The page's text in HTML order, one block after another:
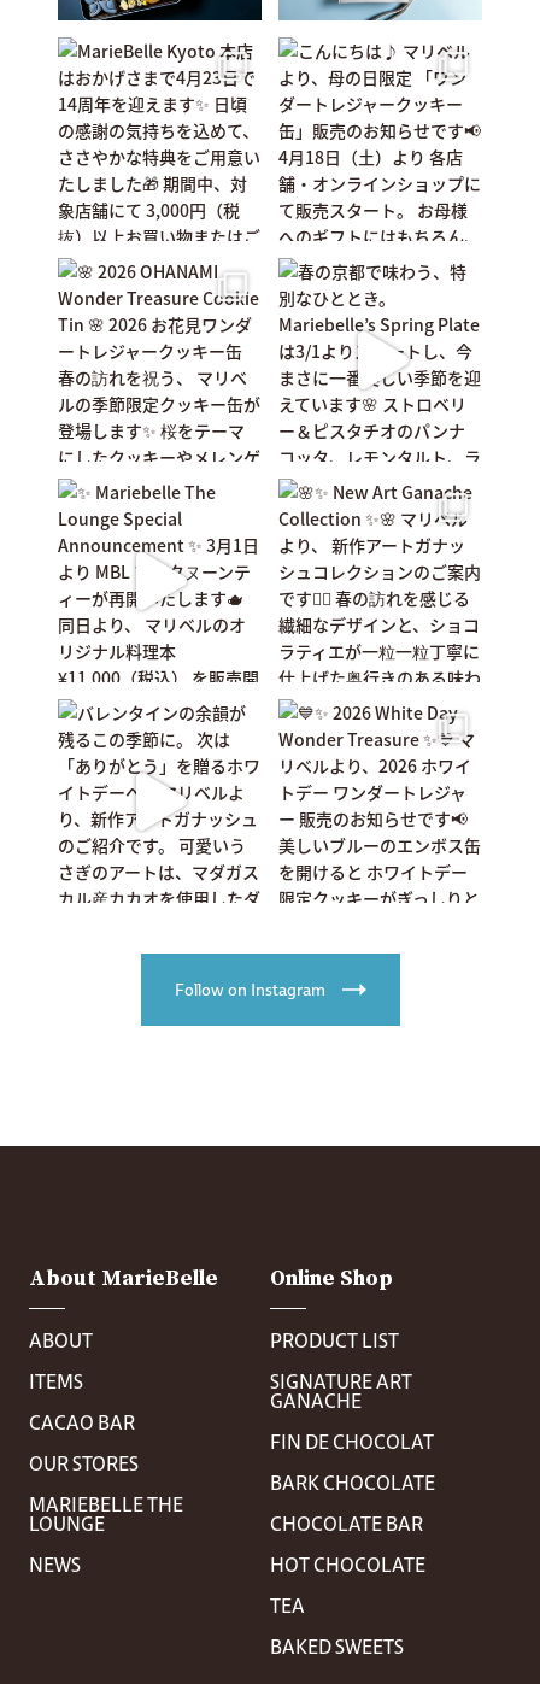
Follow on Instagram
About MarieBelle
ABOUT
ITEMS
CACAO BAR
OUR STORES
MARIEBELLE THE
LOUNGE
NEWS
Online Shop
PRODUCT LIST
SIGNATURE ART
GANACHE
FIN DE CHOCOLAT
BARK CHOCOLATE
CHOCOLATE BAR
HOT CHOCOLATE
TEA
BAKED SWEETS